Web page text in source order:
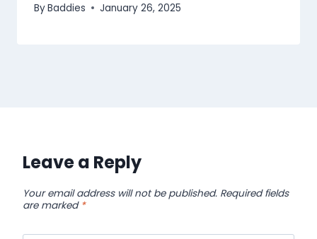
ByBaddies January 26, 2025
Leave a Reply
Your email address will not be published. Required fields
are marked *